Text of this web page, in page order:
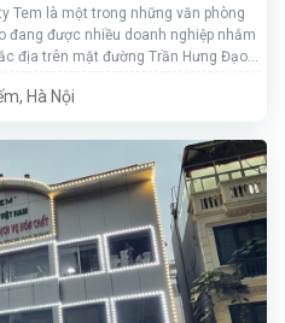
Tem là một trong những văn phòng
đang được nhiều doanh nghiệp nhắm
địa trên mặt đường Trần Hưng Đạo,
Hà Nội